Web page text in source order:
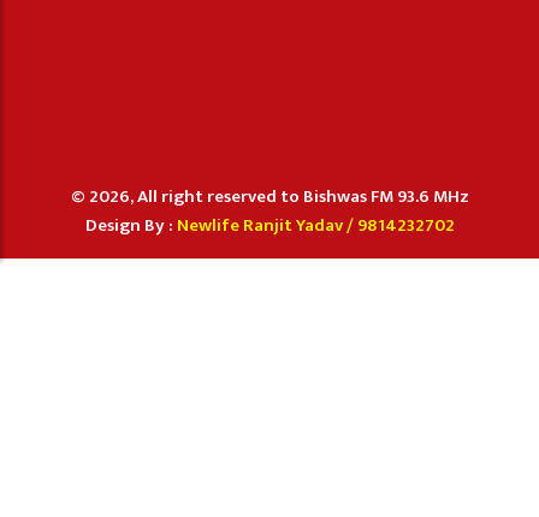
© 2026, All right reserved to Bishwas FM 93.6 MHz
Design By : Newlife Ranjit Yadav /9814232702